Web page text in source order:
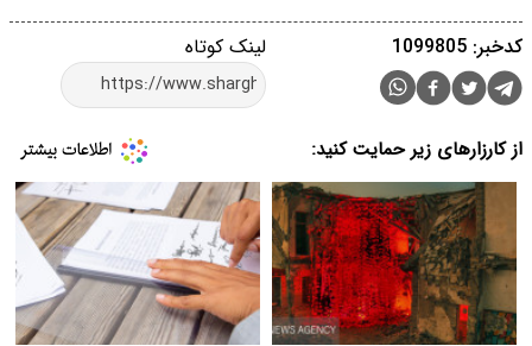
لینک کوتاه کدخبر: 1099805
از کارزارهای زیر حمایت کنید: